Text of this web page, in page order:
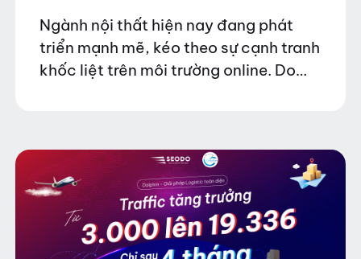
Ngành nội thất hiện nay đang phát
triển mạnh mẽ, kéo theo sự cạnh tranh
khốc liệt trên môi trường online. Do